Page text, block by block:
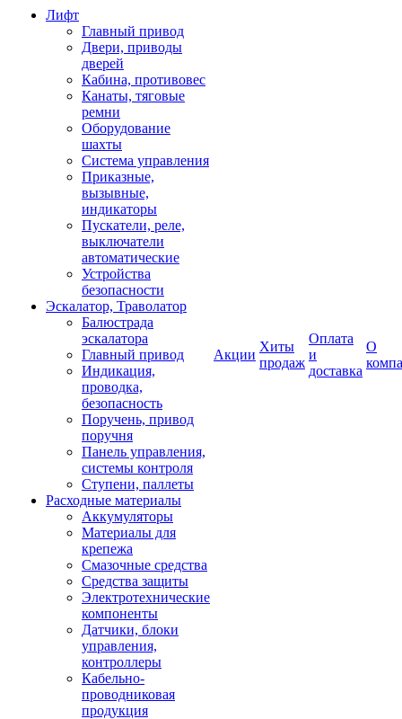
Лифт
Главный привод
Двери, приводы
дверей
Кабина, противовес
Канаты, тяговые
ремни
Оборудование
шахты
Система управления
Приказные,
вызывные,
индикаторы
Пускатели, реле,
выключатели
автоматические
Устройства
безопасности
Эскалатор, Траволатор
Балюстрада
эскалатора
Главный привод
Индикация,
проводка,
безопасность
Поручень, привод
поручня
Панель управления,
системы контроля
Ступени, паллеты
Расходные материалы
Аккумуляторы
Материалы для
крепежа
Смазочные средства
Средства защиты
Электротехнические
компоненты
Датчики, блоки
управления,
контроллеры
Кабельно-
проводниковая
продукция
Акции
Хиты
продаж
Оплата
и
доставка
О